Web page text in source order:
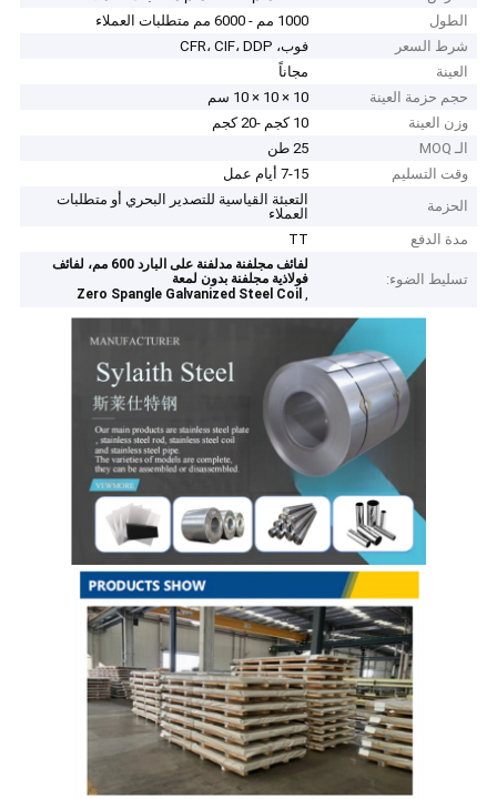
الطول
1000 مم - 6000 مم متطلبات العملاء
شرط السعر
فوب، CFR، CIF، DDP
العينة
مجاناً
حجم حزمة العينة
10 × 10 × 10 سم
وزن العينة
10 كجم -20 كجم
الـ MOQ
25 طن
وقت التسليم
7-15 أيام عمل
الحزمة
التعبئة القياسية للتصدير البحري أو متطلبات
العملاء
مدة الدفع
TT
تسليط الضوء:
لفائف مجلفنة مدلفنة على البارد 600 مم، لفائف
فولاذية مجلفنة بدون لمعة
,
Zero Spangle Galvanized Steel Coil